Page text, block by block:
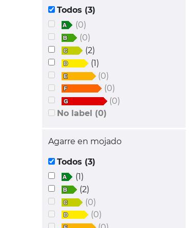
Todos (3)
(0)
(0)
(2)
(1)
(0)
(0)
(0)
No label (0)
Agarre en mojado
Todos (3)
(1)
(2)
(0)
(0)